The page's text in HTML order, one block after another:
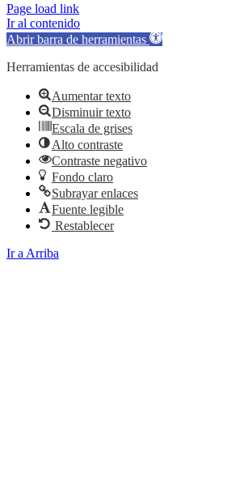
Page load link
Ir al contenido
Abrir barra de herramientas
Herramientas de accesibilidad
Aumentar texto
Disminuir texto
Escala de grises
Alto contraste
Contraste negativo
Fondo claro
Subrayar enlaces
Fuente legible
Restablecer
Ir a Arriba